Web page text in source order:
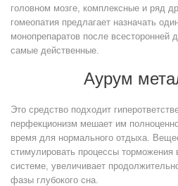
головном мозге, комплексные и ряд
гомеопатия предлагает назначать
монопрепаратов после всесторонней
самые действенные.
Аурум
Это средство подходит
перфекционизм мешает им
время для нормального отдыха.
стимулировать процессы торможения
системе, увеличивает
фазы глубокого сна.